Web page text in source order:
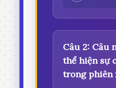
Câu 2: Câu
thể hiện sự
trong phiên